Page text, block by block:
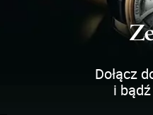
L M
Dołącz
i